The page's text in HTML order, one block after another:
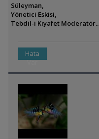
Süleyman,
Yönetici Eskisi,
Tebdil-i Kıyafet Moderatör..
Hata
Var